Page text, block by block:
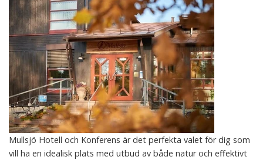
Mullsjö Hotell och Konferens är det perfekta valet för dig som
vill ha en idealisk plats med utbud av både natur och effektivt